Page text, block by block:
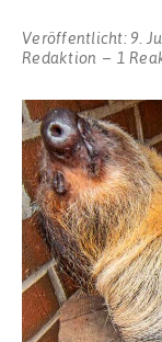
Veröffentlicht: 9.
Redaktion
1